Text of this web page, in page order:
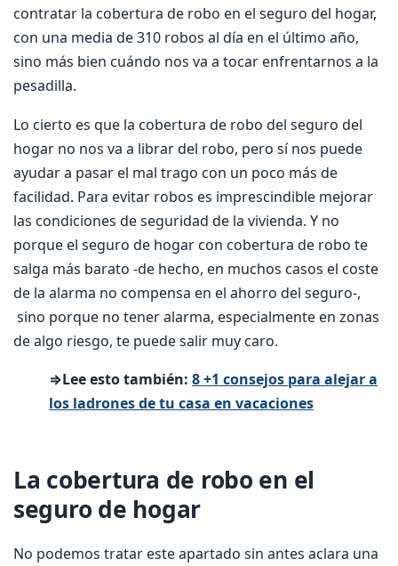
contratar la cobertura de robo en el seguro del hogar,
con una media de 310 robos al día en el último año,
sino más bien cuándo nos va a tocar enfrentarnos a la
pesadilla.
Lo cierto es que la cobertura de robo del seguro del
hogar no nos va a librar del robo, pero sí nos puede
ayudar a pasar el mal trago con un poco más de
facilidad. Para evitar robos es imprescindible mejorar
las condiciones de seguridad de la vivienda. Y no
porque el seguro de hogar con cobertura de robo te
salga más barato -de hecho, en muchos casos el coste
de la alarma no compensa en el ahorro del seguro-,
sino porque no tener alarma, especialmente en zonas
de algo riesgo, te puede salir muy caro.
⇒Lee esto también: 8 +1 consejos para alejar a
los ladrones de tu casa en vacaciones
La cobertura de robo en el
seguro de hogar
No podemos tratar este apartado sin antes aclara una